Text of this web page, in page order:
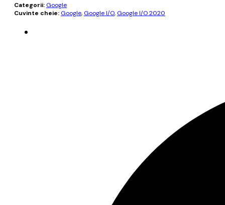
Categorii: Google
Cuvinte cheie: Google, Google I/O, Google I/O 2020